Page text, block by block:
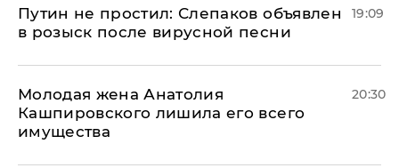
Путин не простил: Слепаков объявлен
в розыск после вирусной песни
19:09
Молодая жена Анатолия
Кашпировского лишила его всего
имущества
20:30